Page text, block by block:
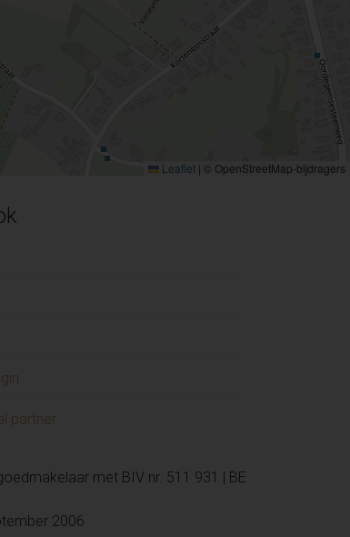
Leaflet | © OpenStreetMap-bijdragers
partner
met BIV nr. 511 931 | BE
2006